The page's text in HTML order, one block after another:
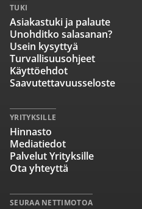
SEURAA NETTIMOTOA
TUKI
Asiakastuki ja palaute
Unohditko salasanan?
Usein kysyttyä
Turvallisuusohjeet
Käyttöehdot
Saavutettavuusseloste
YRITYKSILLE
Hinnasto
Mediatiedot
Palvelut Yrityksille
Ota yhteyttä